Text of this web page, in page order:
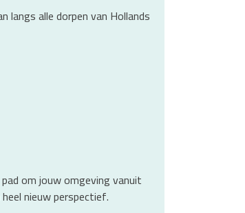
alle dorpen van Hollands
om jouw omgeving vanuit
nieuw perspectief.